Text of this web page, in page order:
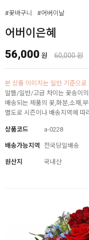
#꽃바구니 #어버이날
어버이은혜
56,000 원 60,000 원
본 상품 이미지는 일반 기준으
알뜰/일반/고급 차이는 꽃송이
배송되는 제품의 꽃,화분,소재,
별도로 시즌이나 배송지역에 따
상품코드 a-0228
배송가능지역 전국당일배송
원산지 국내산